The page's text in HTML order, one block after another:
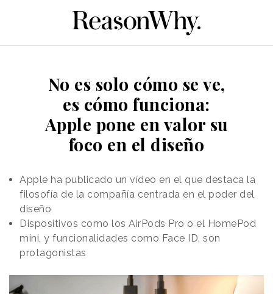
No es solo cómo se ve,
es cómo funciona:
Apple pone en valor su
foco en el diseño
Apple ha publicado un vídeo en el que destaca la
filosofía de la compañía centrada en el poder del
diseño
Dispositivos como los AirPods Pro o el HomePod
mini, y funcionalidades como Face ID, son
protagonistas